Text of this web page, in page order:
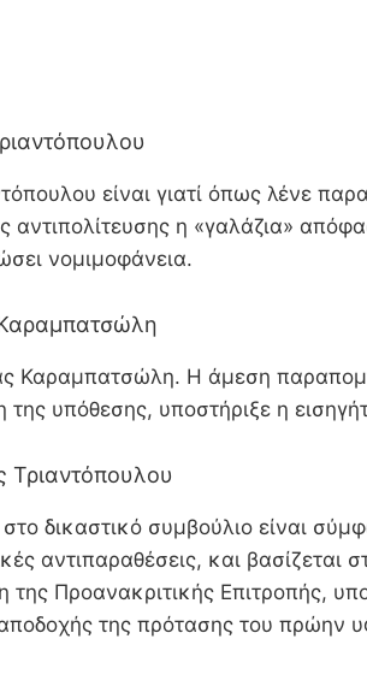
είναι γιατί όπως λένε
αντιπολίτευσης η «γαλάζια»
νομιμοφάνεια.
Καραμπατσώλη. Η άμεση
της υπόθεσης, υποστήριξε η
Τριαντόπουλου
δικαστικό συμβούλιο είναι
αντιπαραθέσεις, και βασίζεται
Προανακριτικής Επιτροπής,
της πρότασης του πρώην